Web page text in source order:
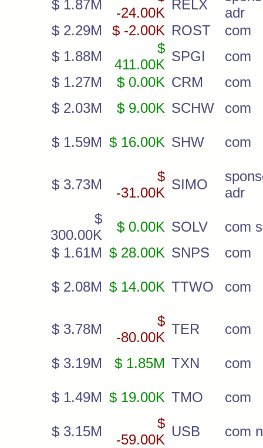
$ 1.87M
-24.00K
RELX
adr
$ 2.29M
$ -2.00K ROST
com
$ 1.88M
$
411.00K
SPGI
com
$ 1.27M
$ 0.00K CRM
com
$ 2.03M
$ 9.00K SCHW com
$ 1.59M $ 16.00K SHW com
$ 3.73M
$
-31.00K
SIMO
adr
$
300.00K
$ 0.00K SOLV
com
$ 1.61M $ 28.00K SNPS com
$ 2.08M $ 14.00K TTWO com
$ 3.78M
$
-80.00K
TER com
$ 3.19M $ 1.85M TXN com
$ 1.49M $ 19.00K TMO com
$ 3.15M
$
-59.00K
USB com